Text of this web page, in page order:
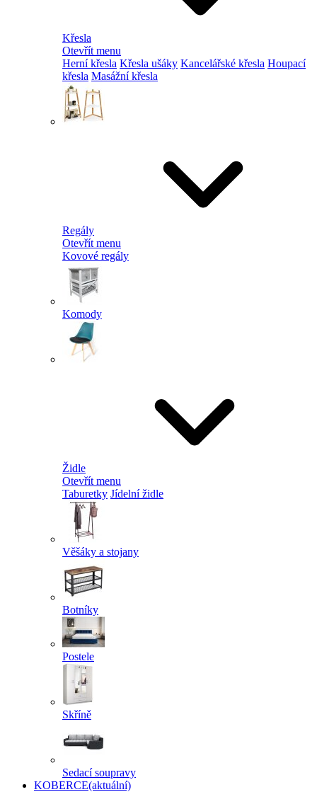
Křesla
Otevřít menu
Herní křesla Křesla ušáky Kancelářské křesla Houpací
křesla Masážní křesla
Regály
Otevřít menu
Kovové regály
Komody
Židle
Otevřít menu
Taburetky Jídelní židle
Věšáky a stojany
Botníky
Postele
Skříně
Sedací soupravy
KOBERCE(aktuální)